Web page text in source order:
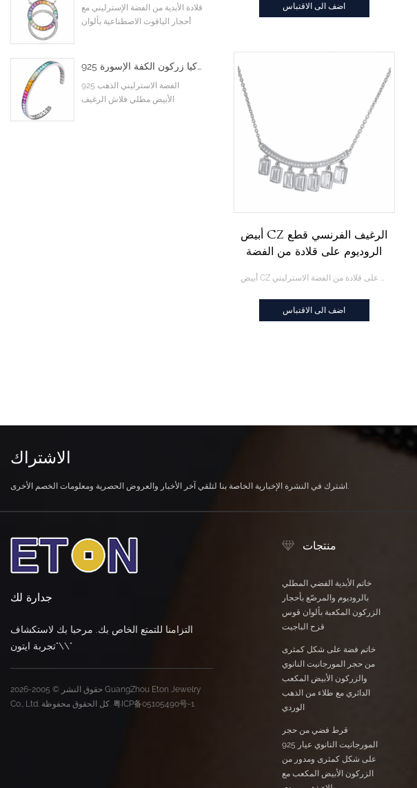
اضف الى الاقتباس
أبيض CZ الرغيف الفرنسي قطع
الروديوم على قلادة من الفضة
أبيض CZ الرغيف الفرنسي قطع الروديوم على قلادة من الفضة الاسترليني
اضف الى الاقتباس
قلادة الأبدية من الفضة الإسترليني مع
أحجار الياقوت الاصطناعية بألوان
925 الفضة الاسترليني الذهب الأبيض مطلي فلاش الرغيف الفرنسي الملونة تشيكوسلوفاكيا زركون الكفة الإسورة
925 الفضة الاسترليني الذهب
الأبيض مطلي فلاش الرغيف
الاشتراك
اشترك في النشرة الإخبارية الخاصة بنا لتلقي آخر الأخبار والعروض الحصرية ومعلومات الخصم الأخرى.
منتجات
خاتم الأبدية الفضي المطلي
بالروديوم والمرصّع بأحجار
الزركون المكعبة بألوان قوس
قزح الباجيت
خاتم فضة على شكل كمثرى
من حجر المورجانيت النانوي
والزركون الأبيض المكعب
الدائري مع طلاء من الذهب
الوردي
قرط فضي من حجر
المورجانيت النانوي عيار 925
على شكل كمثرى ومدور من
الزركون الأبيض المكعب مع
جدارة لك
التزامنا للتمتع الخاص بك. مرحبا بك لاستكشاف
\"تجربة ايتون\"
حقوق النشر © 2005-2026 GuangZhou Eton Jewelry
Co., Ltd. كل الحقوق محفوظة. 粤ICP备05105490号-1